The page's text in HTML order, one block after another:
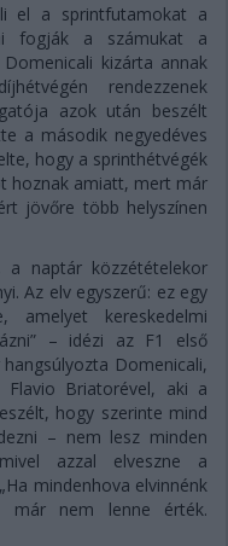
el a sprintfutamokat a
fogják a számukat a
kizárta annak
rendezzenek
azok után beszélt
a második negyedéves
hogy a sprinthétvégék
hoznak amiatt, mert már
jövőre több helyszínen
a naptár közzétételekor
Az elv egyszerű: ez egy
amelyet kereskedelmi
– idézi az F1 első
Domenicali,
Briatorével, aki a
hogy szerinte mind
– nem lesz minden
azzal elveszne a
mindenhova elvinnénk
már nem lenne érték.